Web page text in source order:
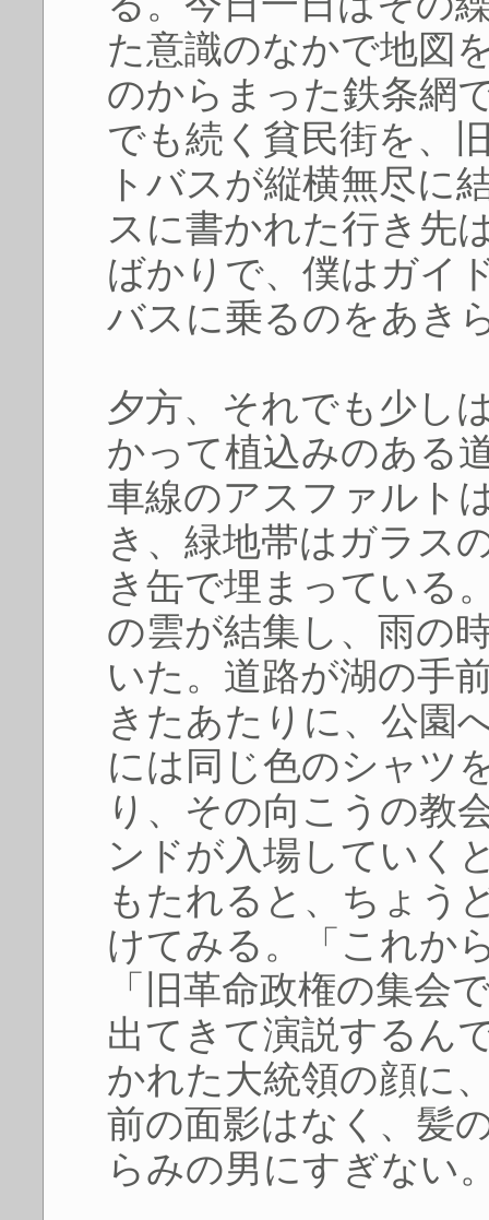
た意識のなかで地図
のからまった鉄条網
でも続く貧民街を、
トバスが縦横無尽に
スに書かれた行き先
ばかりで、僕はガイ
バスに乗るのをあき
夕方、それでも少し
かって植込みのある
車線のアスファルト
き、緑地帯はガラス
き缶で埋まっている
の雲が結集し、雨の
いた。道路が湖の手
きたあたりに、公園
には同じ色のシャツ
り、その向こうの教
ンドが入場していく
もたれると、ちょう
けてみる。「これか
「旧革命政権の集会
出てきて演説するん
かれた大統領の顔に
前の面影はなく、髪
らみの男にすぎない